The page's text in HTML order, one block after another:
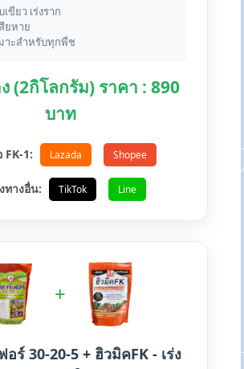
เขียว เร่งราก
ยหาย
มาะสำหรับทุกพืช
(2กิโลกรัม) ราคา : 890
บาท
FK-1: Lazada Shopee
ทางอื่น: TikTok Line
+
อร์ 30-20-5 + ฮิวมิคFK - เร่ง